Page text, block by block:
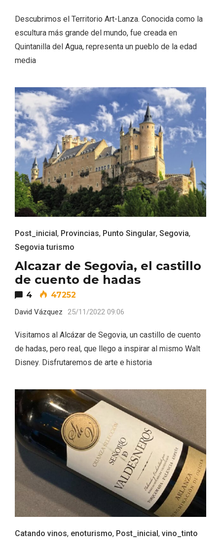
Descubrimos el Territorio Art-Lanza. Conocida como la
escultura más grande del mundo, fue creada en
Quintanilla del Agua, representa un pueblo de la edad
media
Post_inicial, Provincias, Punto Singular, Segovia,
Segovia turismo
Alcazar de Segovia, el castillo
de cuento de hadas
4 47252
David Vázquez 25/11/2022 09:06
Visitamos al Alcázar de Segovia, un castillo de cuento
de hadas, pero real, que llego a inspirar al mismo Walt
Disney. Disfrutaremos de arte e historia
Catando vinos, enoturismo, Post_inicial, vino_tinto
El Cronicón de Oña sale a la calle
Conciertos gratuitos del coro Wetherby
Preparatory School en Ávila y Salamanca